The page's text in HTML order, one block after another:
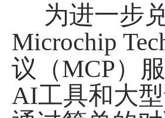
为进一步兑
Microchip
议（MCP）
AI工具和大